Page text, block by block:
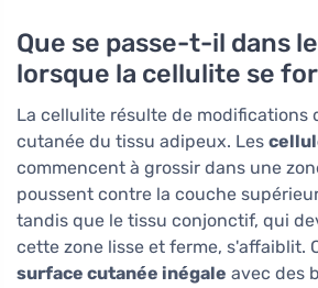
Que se passe-t-il dans
lorsque la cellulite se
La cellulite résulte de modifications
cutanée du tissu adipeux. Les
commencent à grossir dans une
poussent contre la couche
tandis que le tissu conjonctif, qui
cette zone lisse et ferme, s'affaiblit.
surface cutanée inégale avec des